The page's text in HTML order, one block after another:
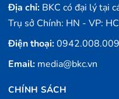
Địa chỉ: BKC có đại lý tại
Trụ sở Chính: HN - VP:
Điện thoại:0942.008.009
Email: media@bkc.vn
CHÍNH SÁCH